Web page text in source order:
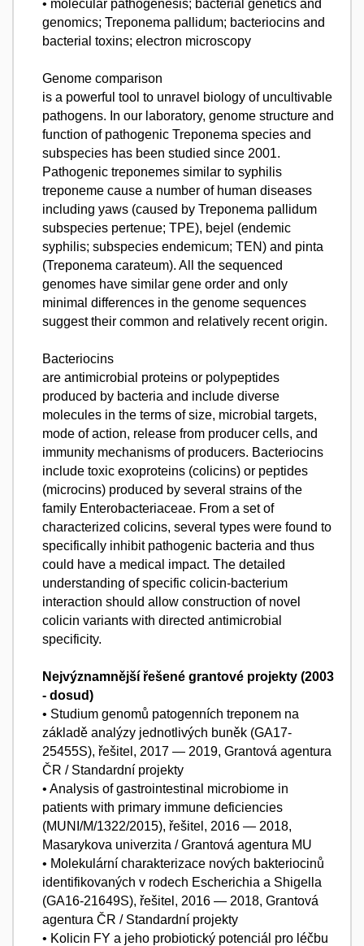
• molecular pathogenesis; bacterial genetics and
genomics; Treponema pallidum; bacteriocins and
bacterial toxins; electron microscopy
Genome comparison
is a powerful tool to unravel biology of uncultivable
pathogens. In our laboratory, genome structure and
function of pathogenic Treponema species and
subspecies has been studied since 2001.
Pathogenic treponemes similar to syphilis
treponeme cause a number of human diseases
including yaws (caused by Treponema pallidum
subspecies pertenue; TPE), bejel (endemic
syphilis; subspecies endemicum; TEN) and pinta
(Treponema carateum). All the sequenced
genomes have similar gene order and only
minimal differences in the genome sequences
suggest their common and relatively recent origin.
Bacteriocins
are antimicrobial proteins or polypeptides
produced by bacteria and include diverse
molecules in the terms of size, microbial targets,
mode of action, release from producer cells, and
immunity mechanisms of producers. Bacteriocins
include toxic exoproteins (colicins) or peptides
(microcins) produced by several strains of the
family Enterobacteriaceae. From a set of
characterized colicins, several types were found to
specifically inhibit pathogenic bacteria and thus
could have a medical impact. The detailed
understanding of specific colicin-bacterium
interaction should allow construction of novel
colicin variants with directed antimicrobial
specificity.
Nejvýznamnější řešené grantové projekty (2003
- dosud)
• Studium genomů patogenních treponem na
základě analýzy jednotlivých buněk (GA17-
25455S), řešitel, 2017 — 2019, Grantová agentura
ČR / Standardní projekty
• Analysis of gastrointestinal microbiome in
patients with primary immune deficiencies
(MUNI/M/1322/2015), řešitel, 2016 — 2018,
Masarykova univerzita / Grantová agentura MU
• Molekulární charakterizace nových bakteriocinů
identifikovaných v rodech Escherichia a Shigella
(GA16-21649S), řešitel, 2016 — 2018, Grantová
agentura ČR / Standardní projekty
• Kolicin FY a jeho probiotický potenciál pro léčbu